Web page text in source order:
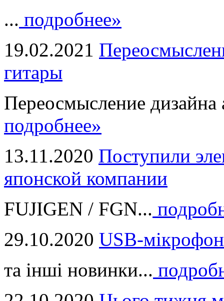
... подробнее»
19.02.2021
гитары
Переосмысление дизайна
подробнее»
13.11.2020 Поступили
японской компании
FUJIGEN / FGN...
29.10.2020 USB-
та інші новинки...